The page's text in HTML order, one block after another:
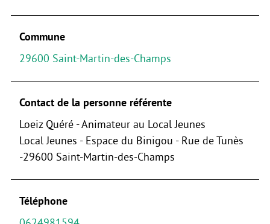
Commune
29600 Saint-Martin-des-Champs
Contact de la personne référente
Loeiz Quéré - Animateur au Local Jeunes
Local Jeunes - Espace du Binigou - Rue de Tunès
-29600 Saint-Martin-des-Champs
Téléphone